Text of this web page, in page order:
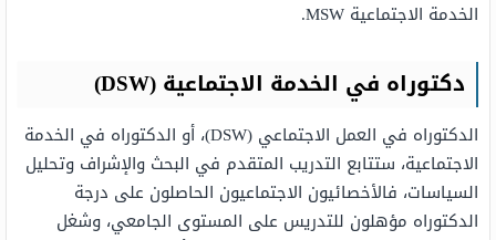
الخدمة الاجتماعية MSW.
دكتوراه في الخدمة الاجتماعية(DSW)
الدكتوراه في العمل الاجتماعي (DSW)، أو الدكتوراه في الخدمة
الاجتماعية، ستتابع التدريب المتقدم في البحث والإشراف وتحليل
السياسات، فالأخصائيون الاجتماعيون الحاصلون على درجة
الدكتوراه مؤهلون للتدريس على المستوى الجامعي، وشغل